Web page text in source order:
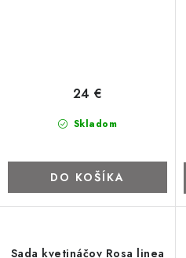
Skladom
24 €
DO KOŠÍKA
Sada kvetináčov Rosa linea